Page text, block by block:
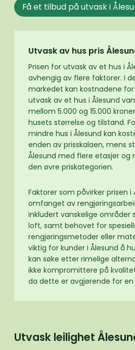
Få et tilbud på utvask i
Utvask av hus pris
Prisen for utvask av et hus i
avhengig av flere faktorer. I
markedet kan kostnadene
utvask av et hus i Ålesund
mellom 5.000 og 15.000
husets størrelse og tilstand.
mindre hus i Ålesund kan
enden av prisskalaen, mens
Ålesund med flere etasjer og
den øvre priskategorien.
Faktorer som påvirker prisen i
omfanget av
inkludert vanskelige områder
loft, samt behovet for
rengjøringsmetoder eller
viktig for kunder i Ålesund å
kan søke etter rimelige
ikke kompromittere på
da dette er avgjørende for en
Utvask leilighet